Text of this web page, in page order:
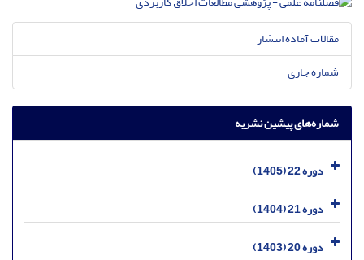
مقالات آماده انتشار
شماره جاری
شماره‌های پیشین نشریه
دوره 22 (1405)
دوره 21 (1404)
دوره 20 (1403)